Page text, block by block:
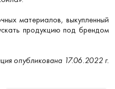
материалов, выкупленный
продукцию под брендом
опубликована 17.06.2022 г.